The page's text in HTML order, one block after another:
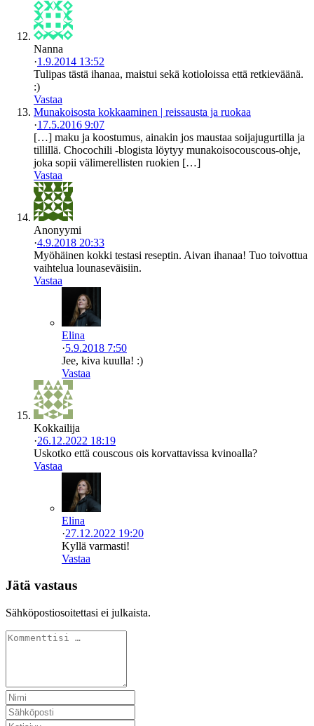
Nanna
·1.9.2014 13:52
Tulipas tästä ihanaa, maistui sekä kotioloissa että retkieväänä.
:)
Vastaa
Munakoisosta kokkaaminen | reissausta ja ruokaa
·17.5.2016 9:07
[…] maku ja koostumus, ainakin jos maustaa soijajugurtilla ja
tillillä. Chocochili -blogista löytyy munakoisocouscous-ohje,
joka sopii välimerellisten ruokien […]
Vastaa
Anonyymi
·4.9.2018 20:33
Myöhäinen kokki testasi reseptin. Aivan ihanaa! Tuo toivottua
vaihtelua lounaseväisiin.
Vastaa
Elina
·5.9.2018 7:50
Jee, kiva kuulla! :)
Vastaa
Kokkailija
·26.12.2022 18:19
Uskotko että couscous ois korvattavissa kvinoalla?
Vastaa
Elina
·27.12.2022 19:20
Kyllä varmasti!
Vastaa
Jätä vastaus
Sähköpostiosoitettasi ei julkaista.